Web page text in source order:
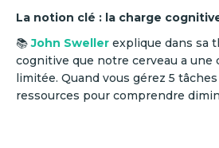
La notion clé : la charge
📚John Sweller explique dans sa
cognitive que notre cerveau a une
limitée. Quand vous gérez 5 tâches
ressources pour comprendre